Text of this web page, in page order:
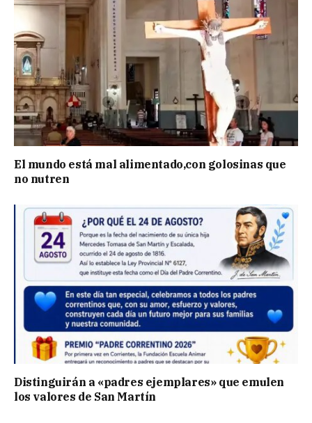
El mundo está mal alimentado,con golosinas que
no nutren
Distinguirán a «padres ejemplares» que emulen
los valores de San Martín